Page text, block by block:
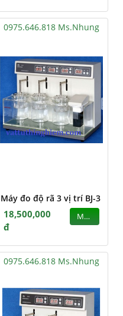
0975.646.818 Ms.Nhung
Máy đo độ rã 3 vị trí BJ-3
18,500,000
đ
MUA
0975.646.818 Ms.Nhung